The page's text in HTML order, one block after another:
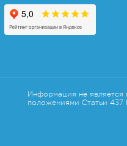
Информация не является
положениями Статьи 437